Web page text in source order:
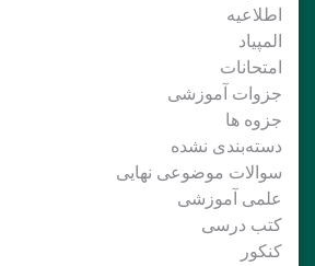
اطلاعیه
المپیاد
امتحانات
جزوات آموزشی
جزوه ها
دسته‌بندی نشده
سوالات موضوعی نهایی
علمی آموزشی
کتب درسی
کنکور